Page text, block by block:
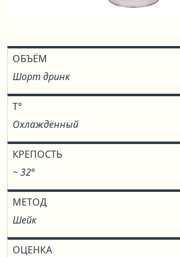
ОБЪЁМ
Шорт дринк
T°
Охлаждённый
КРЕПОСТЬ
~ 32°
МЕТОД
Шейк
ОЦЕНКА